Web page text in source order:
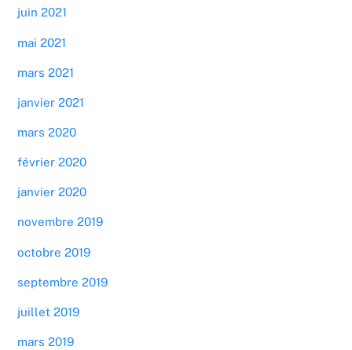
juin 2021
mai 2021
mars 2021
janvier 2021
mars 2020
février 2020
janvier 2020
novembre 2019
octobre 2019
septembre 2019
juillet 2019
mars 2019